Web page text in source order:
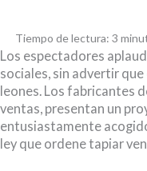
Tiempo de lectura: 3
Los espectadores
sociales, sin advertir que
leones. Los fabricantes
ventas, presentan un
entusiastamente
ley que ordene tapiar